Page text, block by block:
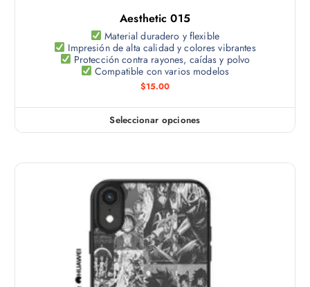
d
c
t
o
p
u
e
d
e
n
e
l
g
i
r
e
n
l
a
p
i
p
l
e
s
r
a
n
t
e
s
.
L
a
Aesthetic 015
Material duradero y flexible
Impresión de alta calidad y colores vibrantes
Protección contra rayones, caídas y polvo
Compatible con varios modelos
$15.00
Seleccionar opciones
E
p
r
o
d
u
c